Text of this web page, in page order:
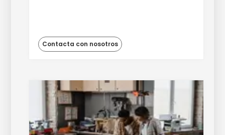
Contacta con nosotros